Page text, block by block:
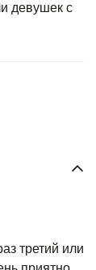
девушек с
третий или